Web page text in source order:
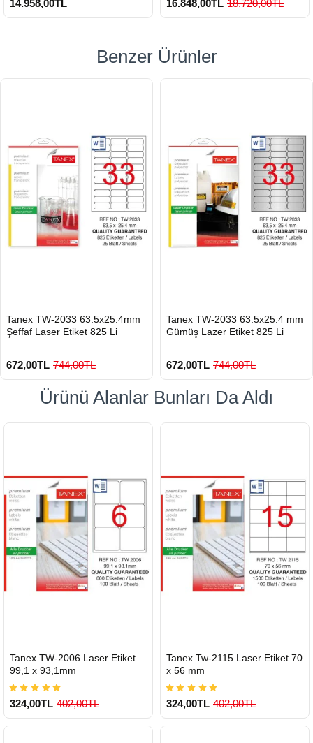
14.958,00TL 16.848,00TL 18.720,00TL
Benzer Ürünler
GÖNDERİ
900 TL Üzeri Kargo Ücretsiz
Tanex TW-2033 63.5x25.4mm
Şeffaf Laser Etiket 825 Li
672,00TL 744,00TL
GÖNDERİ
900 TL Üzeri Kargo Ücretsiz
Tanex TW-2033 63.5x25.4 mm
Gümüş Lazer Etiket 825 Li
672,00TL 744,00TL
Ürünü Alanlar Bunları Da Aldı
GÖNDERİ
Tanex TW-2006 Laser Etiket
99,1 x 93,1mm
324,00TL 402,00TL
GÖNDERİ
Tanex Tw-2115 Laser Etiket 70
x 56 mm
324,00TL 402,00TL